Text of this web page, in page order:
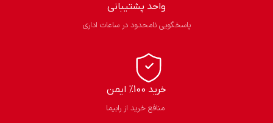
واحد پشتیبانی
پاسخگویی نامحدود در ساعات اداری
خرید 100% ایمن
منافع خرید از رابیما